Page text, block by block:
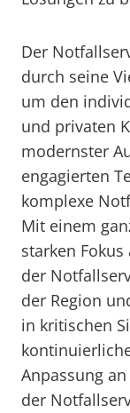
Der
durch seine
um den
und privaten
modernster
engagierten
komplexe
Mit einem
starken
der
der Region
in kritischen
Anpassung
der